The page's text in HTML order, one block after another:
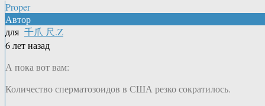
Proper
Автор
для 千爪 尺.Z
6 лет назад
А пока вот вам:
Количество сперматозоидов в США резко сократилось.